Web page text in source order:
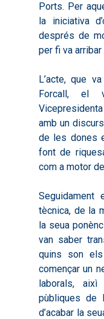
Ports. Per
la iniciativa
després de
per fi va arribar
L’acte, que
Forcall, el
amb un
de les dones
font de
com a motor
tècnica, de la
la seua
van saber
quins son
començar un
laborals,
pùbliques de
d’acabar la